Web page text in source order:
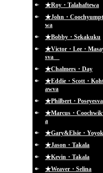
★Roy・Talahaftewa
★John・
wa
★Bobby・Sekakuku
★Victor・Lee・
sva
★Chalmers・Day
★Eddie・Scott・
awva
★Philbert・Poseyesva
★Marcus・
a
★Gary&Elsie・
★Jason・Takala
★Kevin・Takala
★Weaver・Selina